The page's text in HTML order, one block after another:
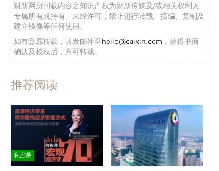
财新网所刊载内容之知识产权为财新传媒及/或相关权利人
专属所有或持有。未经许可，禁止进行转载、摘编、复制及
建立镜像等任何使用。
如有意愿转载，请发邮件至hello@caixin.com ，获得书面
确认及授权后，方可转载。
推荐阅读
私房课